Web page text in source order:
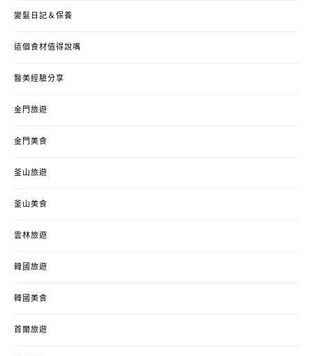
變髮日記＆保養
這個食材值得說嘴
醫美經驗分享
金門旅遊
金門美食
釜山旅遊
釜山美食
雲林旅遊
韓國旅遊
韓國美食
首爾旅遊